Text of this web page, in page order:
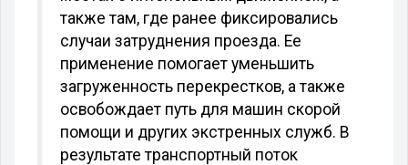
также там, где ранее фиксировались
случаи затруднения проезда. Ее
применение помогает уменьшить
загруженность перекрестков, а также
освобождает путь для машин скорой
помощи и других экстренных служб. В
результате транспортный поток